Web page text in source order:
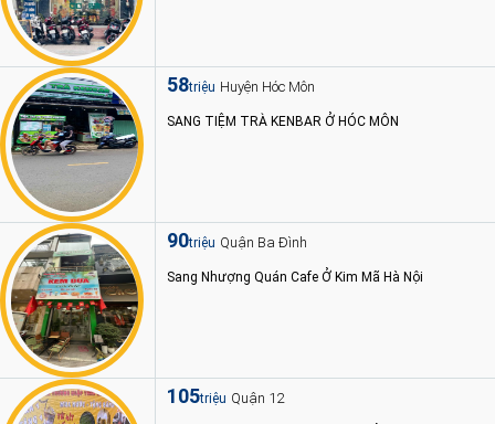
58triệu Huyện Hóc Môn
SANG TIỆM TRÀ KENBAR Ở HÓC MÔN
90triệu Quận Ba Đình
Sang Nhượng Quán Cafe Ở Kim Mã Hà Nội
105triệu Quận 12